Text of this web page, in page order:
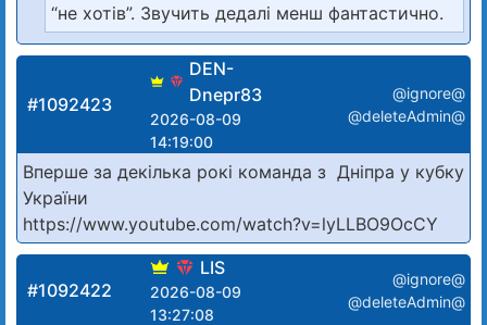
“не хотів”. Звучить дедалі менш фантастично.
#1092423
DEN-
Dnepr83
2026-08-09
14:19:00
@ignore@
@deleteAdmin@
Вперше за декілька рокі команда з Дніпра у кубку
України
https://www.youtube.com/watch?v=lyLLBO9OcCY
#1092422
LIS
2026-08-09
13:27:08
@ignore@
@deleteAdmin@